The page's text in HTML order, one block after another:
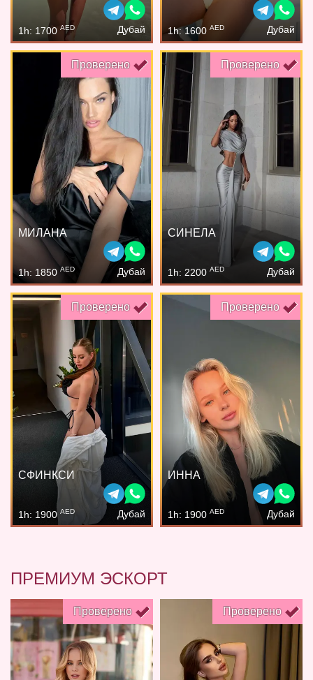
1h: 1700 AED Дубай 1h: 1600 AED Дубай
Проверено
МИЛАНА
1h: 1850 AED Дубай
Проверено
СИНЕЛА
1h: 2200 AED Дубай
Проверено
СФИНКСИ
1h: 1900 AED Дубай
Проверено
ИННА
1h: 1900 AED Дубай
ПРЕМИУМ ЭСКОРТ
Проверено Проверено